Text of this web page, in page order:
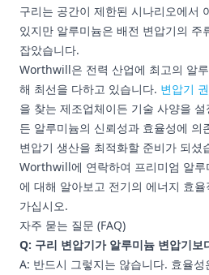
구리는 공간이 제한된 시나리오에서
있지만 알루미늄은 배전 변압기의 주
잡았습니다.
Worthwill은 전력 산업에 최고의 알
해 최선을 다하고 있습니다. 변압기
을 찾는 제조업체이든 기술 사양을
든 알루미늄의 신뢰성과 효율성에 의
변압기 생산을 최적화할 준비가 되셨
Worthwill에 연락하여 프리미엄 알루
에 대해 알아보고 전기의 에너지 효
가십시오.
자주 묻는 질문 (FAQ)
Q: 구리 변압기가 알루미늄 변압기보
A: 반드시 그렇지는 않습니다. 효율